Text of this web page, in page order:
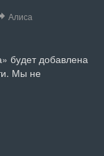
Алиса
будет добавлена
Мы не